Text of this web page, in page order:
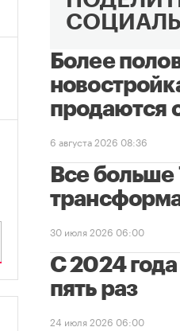
Более
продаются
6 августа 2026 08:36
Все
30 июля 2026 06:00
С 2024 года
пять раз
24 июля 2026 06:00